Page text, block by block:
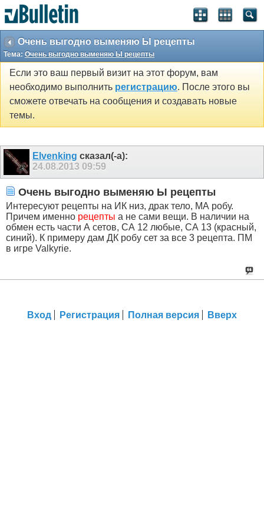
Очень выгодно выменяю Ы рецепты
Тема: Очень выгодно выменяю Ы рецепты
Если это ваш первый визит на этот форум, вам
необходимо выполнить регистрацию. После этого вы
сможете отвечать на сообщения и создавать новые
темы.
Elvenking сказал(-а):
24.08.2013 09:59
Очень выгодно выменяю Ы рецепты
Интересуют рецепты на ИК низ, драк тело, МА робу.
Причем именно рецепты а не сами вещи. В наличии на
обмен есть части А сетов, СА 12 любые, СА 13 (красный,
синий). К примеру дам ДК робу сет за все 3 рецепта. ПМ
в игре Valkyrie.
Вход Регистрация Полная версия Вверх